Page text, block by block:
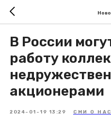
В России
работу
акционерами
2024-01-19 13:29 СМИ О НАС